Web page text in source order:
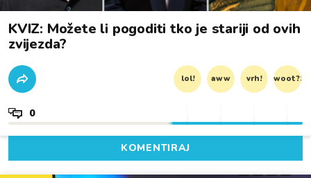
KVIZ: Možete li pogoditi tko je stariji od ovih
zvijezda?
lol! aww vrh! woot?!
0
KOMENTIRAJ